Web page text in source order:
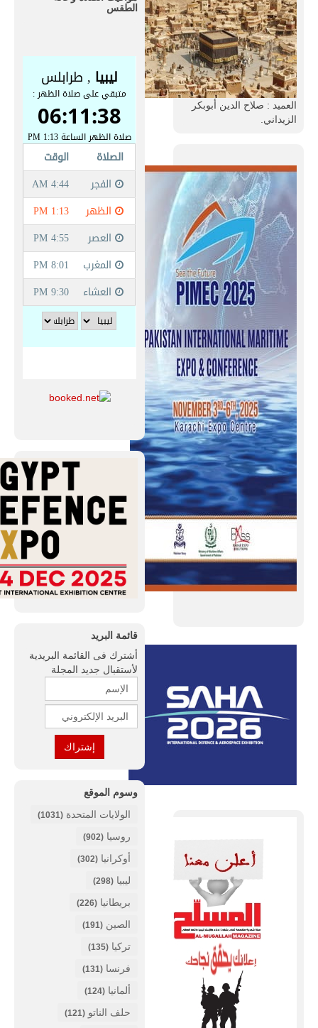
العميد : صلاح الدين أبوبكر
الزيداني.
الطقس
قائمة البريد
أشترك فى القائمة البريدية
لأستقبال جديد المجلة
وسوم الموقع
الولايات المتحدة (1031)
روسيا (902)
أوكرانيا (302)
ليبيا (298)
بريطانيا (226)
الصين (191)
تركيا (135)
فرنسا (131)
ألمانيا (124)
حلف الناتو (121)